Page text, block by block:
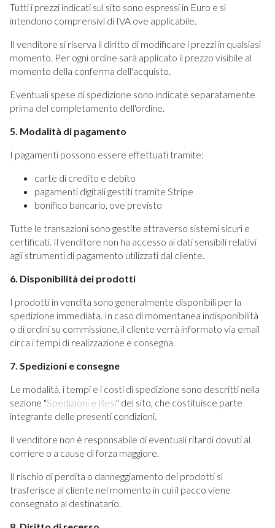
Tutti i prezzi indicati sul sito sono espressi in Euro e si
intendono comprensivi di IVA ove applicabile.
Il venditore si riserva il diritto di modificare i prezzi in qualsiasi
momento. Per ogni ordine sarà applicato il prezzo visibile al
momento della conferma dell'acquisto.
Eventuali spese di spedizione sono indicate separatamente
prima del completamento dell'ordine.
5. Modalità di pagamento
I pagamenti possono essere effettuati tramite:
carte di credito e debito
pagamenti digitali gestiti tramite Stripe
bonifico bancario, ove previsto
Tutte le transazioni sono gestite attraverso sistemi sicuri e
certificati. Il venditore non ha accesso ai dati sensibili relativi
agli strumenti di pagamento utilizzati dal cliente.
6. Disponibilità dei prodotti
I prodotti in vendita sono generalmente disponibili per la
spedizione immediata. In caso di momentanea indisponibilità
o di ordini su commissione, il cliente verrà informato via email
circa i tempi di realizzazione e consegna.
7. Spedizioni e consegne
Le modalità, i tempi e i costi di spedizione sono descritti nella
sezione "Spedizioni e Resi" del sito, che costituisce parte
integrante delle presenti condizioni.
Il venditore non è responsabile di eventuali ritardi dovuti al
corriere o a cause di forza maggiore.
Il rischio di perdita o danneggiamento dei prodotti si
trasferisce al cliente nel momento in cui il pacco viene
consegnato al destinatario.